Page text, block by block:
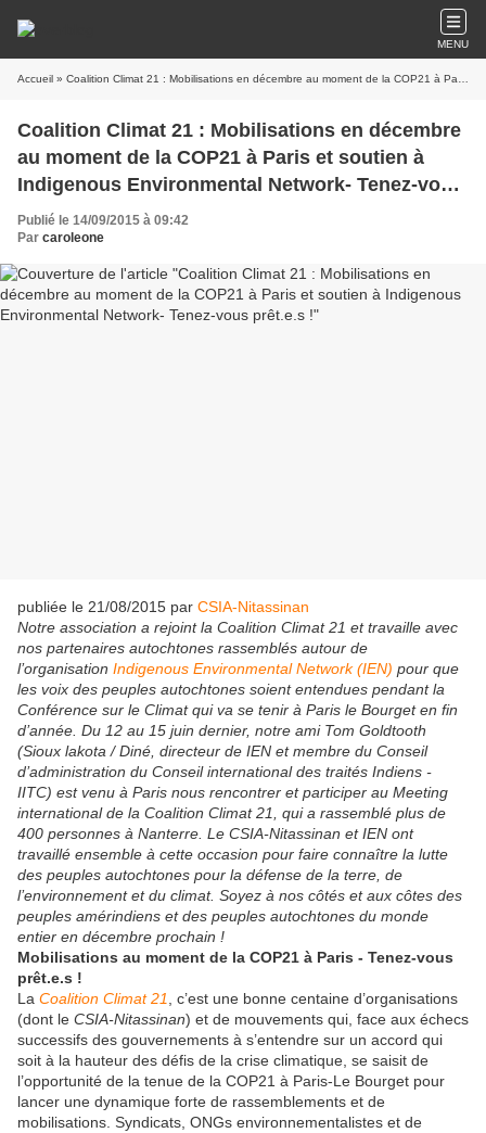
MENU
Accueil » Coalition Climat 21 : Mobilisations en décembre au moment de la COP21 à Paris et soutien à Indigenous Environmental Network- Tenez-vous prêt.e.s !
Coalition Climat 21 : Mobilisations en décembre
au moment de la COP21 à Paris et soutien à
Indigenous Environmental Network- Tenez-vous
prêt.e.s !
Publié le 14/09/2015 à 09:42
Par caroleone
publiée le 21/08/2015 par CSIA-Nitassinan
Notre association a rejoint la Coalition Climat 21 et travaille avec
nos partenaires autochtones rassemblés autour de
l’organisation Indigenous Environmental Network (IEN) pour que
les voix des peuples autochtones soient entendues pendant la
Conférence sur le Climat qui va se tenir à Paris le Bourget en fin
d’année. Du 12 au 15 juin dernier, notre ami Tom Goldtooth
(Sioux lakota / Diné, directeur de IEN et membre du Conseil
d’administration du Conseil international des traités Indiens -
IITC) est venu à Paris nous rencontrer et participer au Meeting
international de la Coalition Climat 21, qui a rassemblé plus de
400 personnes à Nanterre. Le CSIA-Nitassinan et IEN ont
travaillé ensemble à cette occasion pour faire connaître la lutte
des peuples autochtones pour la défense de la terre, de
l’environnement et du climat. Soyez à nos côtés et aux côtes des
peuples amérindiens et des peuples autochtones du monde
entier en décembre prochain !
Mobilisations au moment de la COP21 à Paris - Tenez-vous
prêt.e.s !
La Coalition Climat 21
, c’est une bonne centaine d’organisations
(dont le CSIA-Nitassinan) et de mouvements qui, face aux échecs
successifs des gouvernements à s’entendre sur un accord qui
soit à la hauteur des défis de la crise climatique, se saisit de
l’opportunité de la tenue de la COP21 à Paris-Le Bourget pour
lancer une dynamique forte de rassemblements et de
mobilisations. Syndicats, ONGs environnementalistes et de